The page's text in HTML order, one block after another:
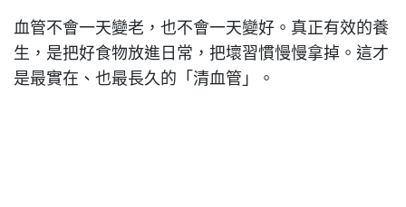
血管不會一天變老，也不會一天變好。真正有效的養
生，是把好食物放進日常，把壞習慣慢慢拿掉。這才
是最實在、也最長久的「清血管」。